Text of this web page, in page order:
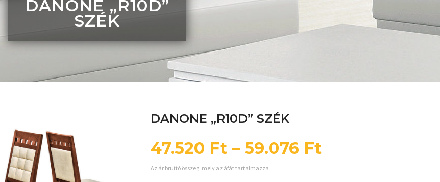
DANONE „R10D”
SZÉK
DANONE „R10D” SZÉK
47.520 Ft – 59.076 Ft
Az ár bruttó összeg, mely az áfát tartalmazza.